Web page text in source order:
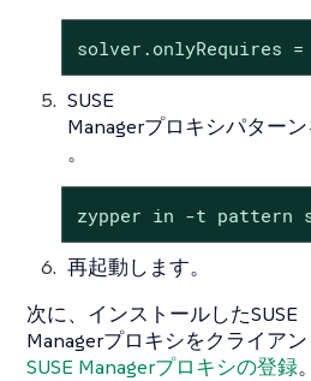
solver.onlyRequires
SUSE
Managerプロキシパター
。
zypper in -t pattern
再起動します。
次に、インストールしたSUSE
Managerプロキシをクライア
SUSE Managerプロキシの登録。